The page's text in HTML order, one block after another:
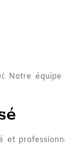
. Notre équipe